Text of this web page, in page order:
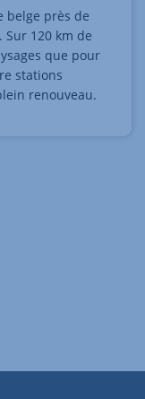
belge près de
Sur 120 km de
que pour
stations
renouveau.